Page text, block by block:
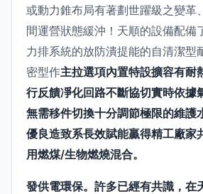
或動力錐布局有著劃世躍級之變革
間運營狀態緩沖！天順的設備配備
力排系統的放防潰提能的自清潔型
密型作主拉選項內置特設擴容有耐
行反饋凈化回路不斷協切實時依據
無需移件切換十分調節極限的維護
優良造致系長效賦能贏得精工廠家
用燃煤/生物燃燒混合。
發供電環保。許多已經有共識，在